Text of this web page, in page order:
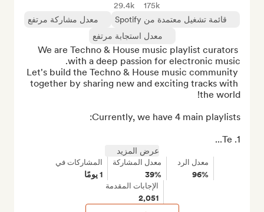
175k
29.4k
قائمة تشغيل معتمدة من Spotify
معدل مشاركة مرتفع
معدل استجابة مرتفع
We are Techno & House music playlist curators
Let's build the Techno & House music community
together by sharing new and exciting tracks with
1. Te...
عرض المزيد
معدل الرد
96%
معدل المشاركة
39%
المشاركات في
1 يومًا
الإجابات المقدمة
2,051